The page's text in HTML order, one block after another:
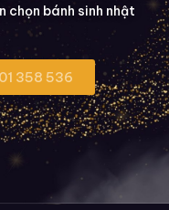
chọn bánh sinh nhật
358 536